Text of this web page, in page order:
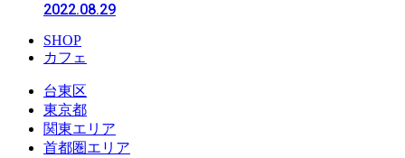
2022.08.29
SHOP
カフェ
台東区
東京都
関東エリア
首都圏エリア